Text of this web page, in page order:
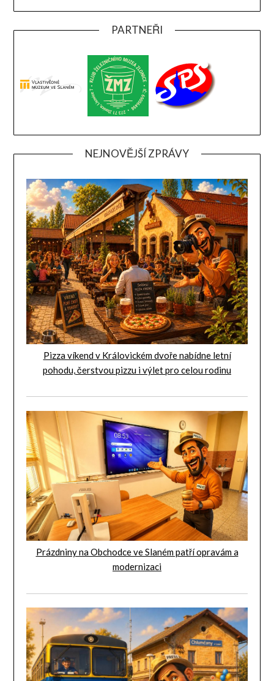
PARTNEŘI
NEJNOVĚJŠÍ ZPRÁVY
Pizza víkend v Královickém dvoře nabídne letní
pohodu, čerstvou pizzu i výlet pro celou rodinu
Prázdniny na Obchodce ve Slaném patří opravám a
modernizaci